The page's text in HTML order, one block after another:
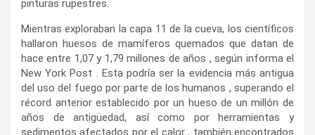
pinturas rupestres.
Mientras exploraban la capa 11 de la cueva, los científicos
hallaron huesos de mamíferos quemados que datan de
hace entre 1,07 y 1,79 millones de años , según informa el
New York Post . Esta podría ser la evidencia más antigua
del uso del fuego por parte de los humanos , superando el
récord anterior establecido por un hueso de un millón de
años de antigüedad, así como por herramientas y
sedimentos afectados por el calor , también encontrados